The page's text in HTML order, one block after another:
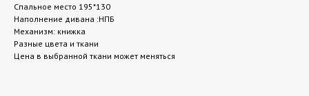
Спальное место 195*130
Наполнение дивана :НПБ
Механизм: книжка
Разные цвета и ткани
Цена в выбранной ткани может меняться